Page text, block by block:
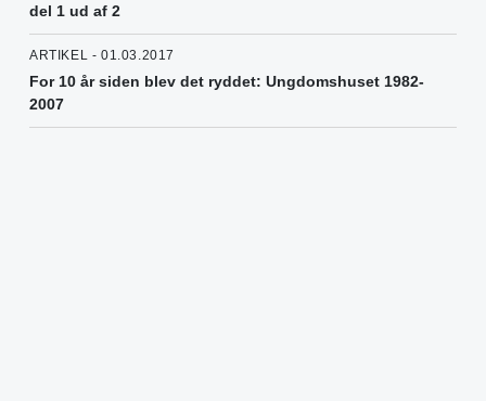
del 1 ud af 2
ARTIKEL - 01.03.2017
For 10 år siden blev det ryddet: Ungdomshuset 1982-
2007